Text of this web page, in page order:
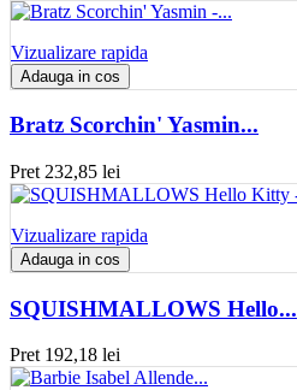
Vizualizare rapida
Adauga in cos
Bratz Scorchin' Yasmin...
Pret 232,85 lei
Vizualizare rapida
Adauga in cos
SQUISHMALLOWS Hello...
Pret 192,18 lei